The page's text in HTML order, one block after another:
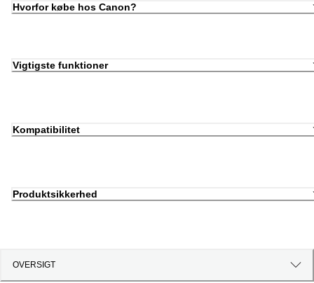
Hvorfor købe hos Canon?
Vigtigste funktioner
Kompatibilitet
Produktsikkerhed
OVERSIGT